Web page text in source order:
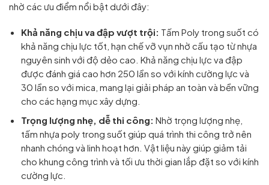
nhờ các ưu điểm nổi bật dưới đây:
Khả năng chịu va đập vượt trội: Tấm Poly trong suốt có
khả năng chịu lực tốt, hạn chế vỡ vụn nhờ cấu tạo từ nhựa
nguyên sinh với độ dẻo cao. Khả năng chịu lực va đập
được đánh giá cao hơn 250 lần so với kính cường lực và
30 lần so với mica, mang lại giải pháp an toàn và bền vững
cho các hạng mục xây dựng.
Trọng lượng nhẹ, dễ thi công: Nhờ trọng lượng nhẹ,
tấm nhựa poly trong suốt giúp quá trình thi công trở nên
nhanh chóng và linh hoạt hơn. Vật liệu này giúp giảm tải
cho khung công trình và tối ưu thời gian lắp đặt so với kính
cường lực.